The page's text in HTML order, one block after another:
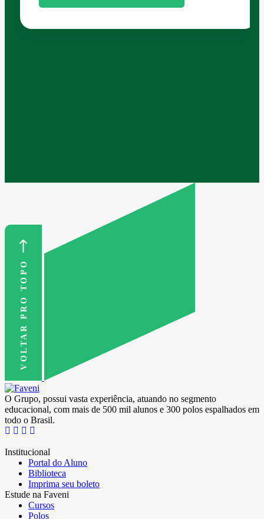
VOLTAR PRO TOPO
O Grupo, possui vasta experiência, atuando no segmento
educacional, com mais de 500 mil alunos e 300 polos espalhados em
todo o Brasil.
Institucional
Portal do Aluno
Biblioteca
Imprima seu boleto
Estude na Faveni
Cursos
Polos